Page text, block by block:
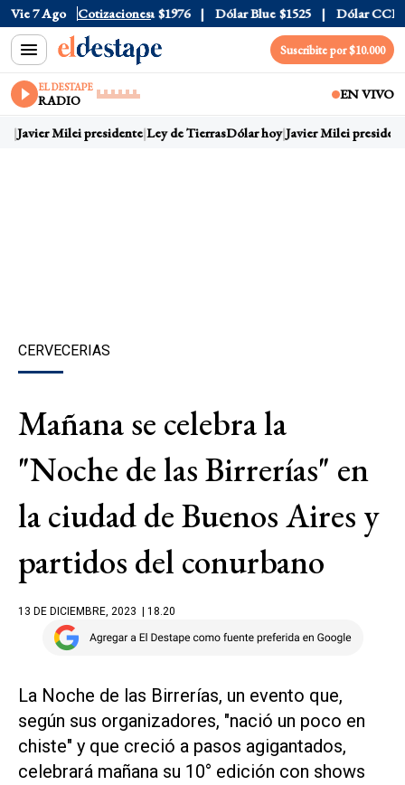
Vie 7 Ago Cotizaciones
$1520 Dólar Tarjeta $1976 Dólar Blue $1525 Dólar CCL
Suscribite por $10.000
EL DESTAPE
RADIO EN VIVO
Javier Milei presidente Ley de TierrasDólar hoy Javier Milei
CERVECERIAS
Mañana se celebra la
"Noche de las Birrerías" en
la ciudad de Buenos Aires y
partidos del conurbano
13 DE DICIEMBRE, 2023 | 18.20
La Noche de las Birrerías, un evento que,
según sus organizadores, "nació un poco en
chiste" y que creció a pasos agigantados,
celebrará mañana su 10° edición con shows